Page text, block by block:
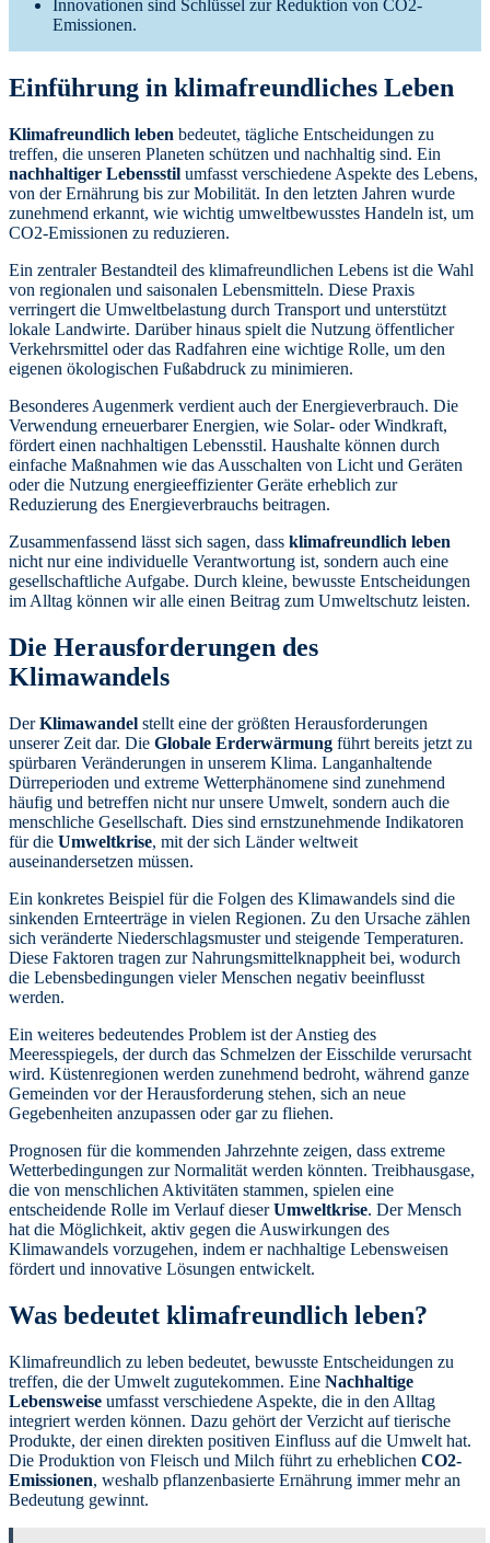
Innovationen sind Schlüssel zur Reduktion von CO2-
Emissionen.
Einführung in klimafreundliches Leben
Klimafreundlich leben bedeutet, tägliche Entscheidungen zu
treffen, die unseren Planeten schützen und nachhaltig sind. Ein
nachhaltiger Lebensstil umfasst verschiedene Aspekte des Lebens,
von der Ernährung bis zur Mobilität. In den letzten Jahren wurde
zunehmend erkannt, wie wichtig umweltbewusstes Handeln ist, um
CO2-Emissionen zu reduzieren.
Ein zentraler Bestandteil des klimafreundlichen Lebens ist die Wahl
von regionalen und saisonalen Lebensmitteln. Diese Praxis
verringert die Umweltbelastung durch Transport und unterstützt
lokale Landwirte. Darüber hinaus spielt die Nutzung öffentlicher
Verkehrsmittel oder das Radfahren eine wichtige Rolle, um den
eigenen ökologischen Fußabdruck zu minimieren.
Besonderes Augenmerk verdient auch der Energieverbrauch. Die
Verwendung erneuerbarer Energien, wie Solar- oder Windkraft,
fördert einen nachhaltigen Lebensstil. Haushalte können durch
einfache Maßnahmen wie das Ausschalten von Licht und Geräten
oder die Nutzung energieeffizienter Geräte erheblich zur
Reduzierung des Energieverbrauchs beitragen.
Zusammenfassend lässt sich sagen, dass klimafreundlich leben
nicht nur eine individuelle Verantwortung ist, sondern auch eine
gesellschaftliche Aufgabe. Durch kleine, bewusste Entscheidungen
im Alltag können wir alle einen Beitrag zum Umweltschutz leisten.
Die Herausforderungen des
Klimawandels
DerKlimawandel stellt eine der größten Herausforderungen
unserer Zeit dar. Die Globale Erderwärmung führt bereits jetzt zu
spürbaren Veränderungen in unserem Klima. Langanhaltende
Dürreperioden und extreme Wetterphänomene sind zunehmend
häufig und betreffen nicht nur unsere Umwelt, sondern auch die
menschliche Gesellschaft. Dies sind ernstzunehmende Indikatoren
für die Umweltkrise, mit der sich Länder weltweit
auseinandersetzen müssen.
Ein konkretes Beispiel für die Folgen des Klimawandels sind die
sinkenden Ernteerträge in vielen Regionen. Zu den Ursache zählen
sich veränderte Niederschlagsmuster und steigende Temperaturen.
Diese Faktoren tragen zur Nahrungsmittelknappheit bei, wodurch
die Lebensbedingungen vieler Menschen negativ beeinflusst
werden.
Ein weiteres bedeutendes Problem ist der Anstieg des
Meeresspiegels, der durch das Schmelzen der Eisschilde verursacht
wird. Küstenregionen werden zunehmend bedroht, während ganze
Gemeinden vor der Herausforderung stehen, sich an neue
Gegebenheiten anzupassen oder gar zu fliehen.
Prognosen für die kommenden Jahrzehnte zeigen, dass extreme
Wetterbedingungen zur Normalität werden könnten. Treibhausgase,
die von menschlichen Aktivitäten stammen, spielen eine
entscheidende Rolle im Verlauf dieserUmweltkrise. Der Mensch
hat die Möglichkeit, aktiv gegen die Auswirkungen des
Klimawandels vorzugehen, indem er nachhaltige Lebensweisen
fördert und innovative Lösungen entwickelt.
Was bedeutet klimafreundlich leben?
Klimafreundlich zu leben bedeutet, bewusste Entscheidungen zu
treffen, die der Umwelt zugutekommen. Eine Nachhaltige
Lebensweise umfasst verschiedene Aspekte, die in den Alltag
integriert werden können. Dazu gehört der Verzicht auf tierische
Produkte, der einen direkten positiven Einfluss auf die Umwelt hat.
Die Produktion von Fleisch und Milch führt zu erheblichen CO2-
Emissionen, weshalb pflanzenbasierte Ernährung immer mehr an
Bedeutung gewinnt.